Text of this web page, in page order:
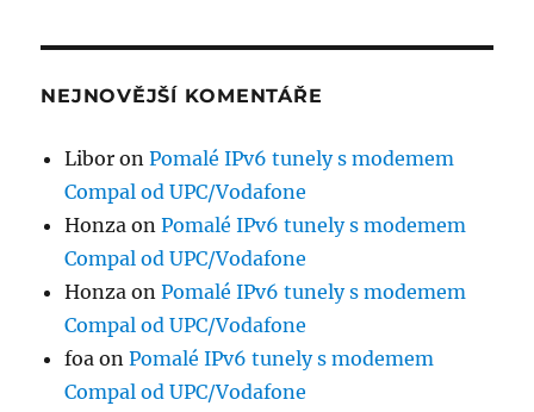
NEJNOVĚJŠÍ KOMENTÁŘE
Libor onPomalé IPv6 tunely s modemem
Compal od UPC/Vodafone
Honza onPomalé IPv6 tunely s modemem
Compal od UPC/Vodafone
Honza onPomalé IPv6 tunely s modemem
Compal od UPC/Vodafone
foa onPomalé IPv6 tunely s modemem
Compal od UPC/Vodafone